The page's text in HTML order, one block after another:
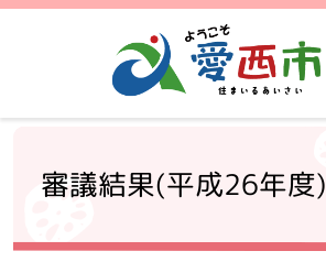
審議結果(平成26年度)